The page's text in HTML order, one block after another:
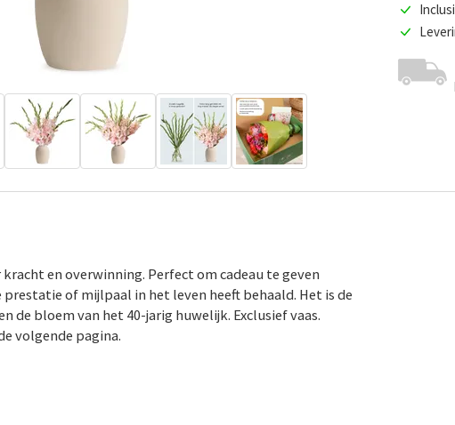
en overwinning. Perfect om cadeau te geven
of mijlpaal in het leven heeft behaald. Het is de
de bloem van het 40-jarig huwelijk. Exclusief vaas.
volgende pagina.